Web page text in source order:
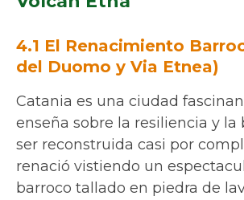
4.1 El Renacimiento
del Duomo y Via Etnea)
Catania es una ciudad
enseña sobre la resiliencia y la
ser reconstruida casi por
renació vistiendo un
barroco tallado en piedra de